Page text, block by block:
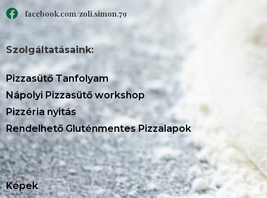
facebook.com/zoli.simon.79
Szolgáltatásaink:
Pizzasütő Tanfolyam
Nápolyi Pizzasütő workshop
Pizzéria nyitás
Rendelhető Gluténmentes Pizzalapok
Képek